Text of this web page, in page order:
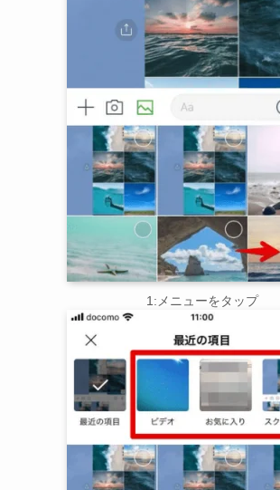
1:メニューをタップ